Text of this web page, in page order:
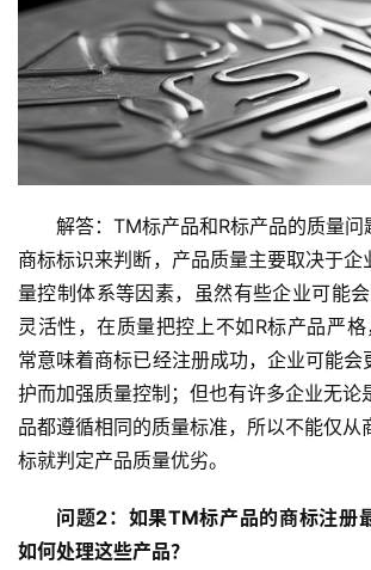
解答：TM标产品和R标产品的质量
商标标识来判断，产品质量主要取决于企
量控制体系等因素，虽然有些企业可能
灵活性，在质量把控上不如R标产品严
常意味着商标已经注册成功，企业可能会
护而加强质量控制；但也有许多企业无论
品都遵循相同的质量标准，所以不能仅从
标就判定产品质量优劣。
问题2：如果TM标产品的商标注册
如何处理这些产品？